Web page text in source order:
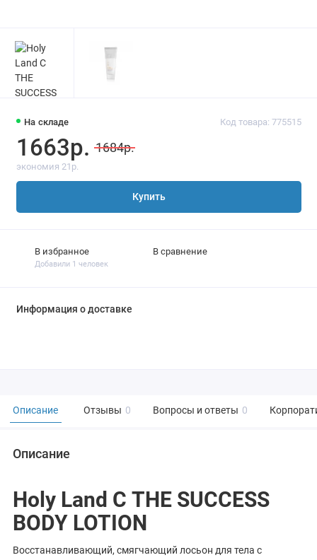
На складе Код товара: 775515
1663р. 1684р.
экономия 21р.
Купить
В избранное
Добавили 1 человек
В сравнение
Информация о доставке
Описание Отзывы 0 Вопросы и ответы 0
Описание
Holy Land С THE SUCCESS
BODY LOTION
Восстанавливающий, смягчающий лосьон для тела с